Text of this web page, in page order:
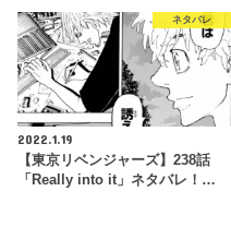
ネタバレ
2022.1.19
【東京リベンジャーズ】238話
「Really into it」ネタバレ！…